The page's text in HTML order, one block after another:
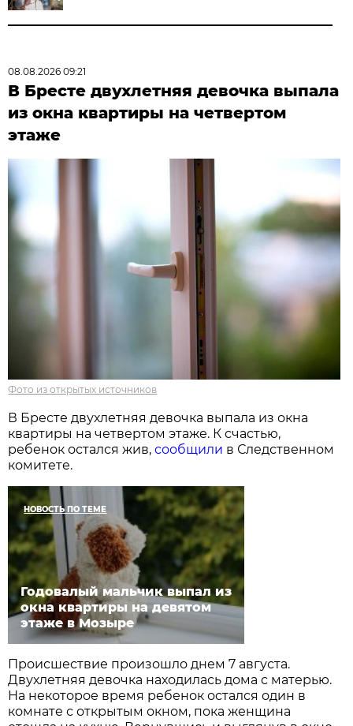
08.08.2026 09:21
В Бресте двухлетняя девочка выпала
из окна квартиры на четвертом
этаже
Фото из открытых источников
В Бресте двухлетняя девочка выпала из окна
квартиры на четвертом этаже. К счастью,
ребенок остался жив,сообщили в Следственном
комитете.
НОВОСТЬ ПО ТЕМЕ
Годовалый мальчик выпал из
окна квартиры на девятом
этаже в Мозыре
Происшествие произошло днем 7 августа.
Двухлетняя девочка находилась дома с матерью.
На некоторое время ребенок остался один в
комнате с открытым окном, пока женщина